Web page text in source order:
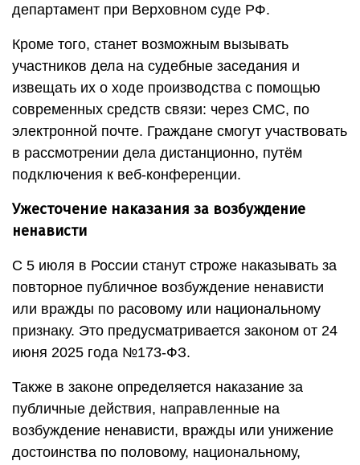
департамент при Верховном суде РФ.
Кроме того, станет возможным вызывать
участников дела на судебные заседания и
извещать их о ходе производства с помощью
современных средств связи: через СМС, по
электронной почте. Граждане смогут участвовать
в рассмотрении дела дистанционно, путём
подключения к веб-конференции.
Ужесточение наказания за возбуждение
ненависти
С 5 июля в России станут строже наказывать за
повторное публичное возбуждение ненависти
или вражды по расовому или национальному
признаку. Это предусматривается законом от 24
июня 2025 года №173-ФЗ.
Также в законе определяется наказание за
публичные действия, направленные на
возбуждение ненависти, вражды или унижение
достоинства по половому, национальному,